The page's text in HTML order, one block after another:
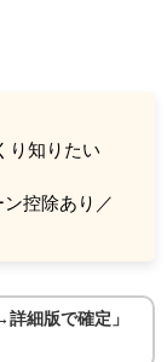
り知りたい
控除あり／
細版で確定」